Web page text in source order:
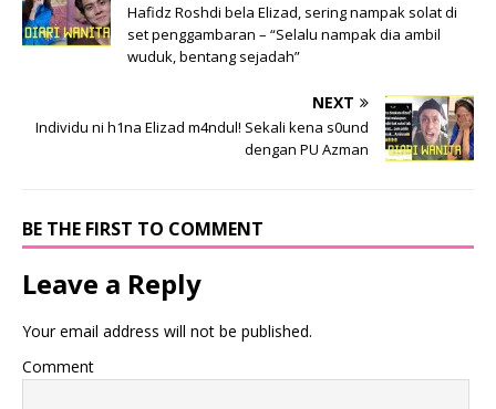
Hafidz Roshdi bela Elizad, sering nampak solat di
set penggambaran – “Selalu nampak dia ambil
wuduk, bentang sejadah”
NEXT
Individu ni h1na Elizad m4ndul! Sekali kena s0und
dengan PU Azman
BE THE FIRST TO COMMENT
Leave a Reply
Your email address will not be published.
Comment